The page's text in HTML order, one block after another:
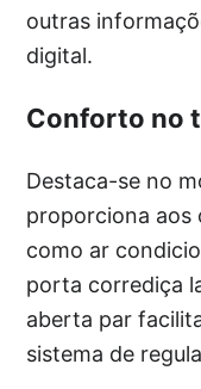
outras
digital.
Conforto no
Destaca-se no
proporciona aos
como ar
porta corrediça
aberta par
sistema de